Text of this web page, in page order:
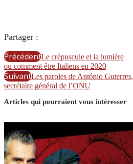
Partager :
PrécédentLe crépuscule et la lumière
ou comment être Italiens en 2020
SuivantLes paroles de António Guterres,
secrétaire général de l’ONU
Articles qui pourraient vous intéresser